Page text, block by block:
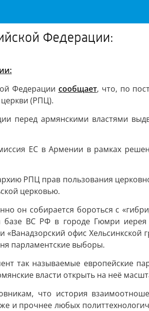
Федерации:
Федерации сообщает, что, по
(РПЦ).
перед армянскими властями
ЕС в Армении в рамках
РПЦ прав пользования
церковью.
он собирается бороться с
базе ВС РФ в городе Гюмри
офис
парламентские выборы.
так называемые европейские
власти открыть на неё
что история
и прочнее любых